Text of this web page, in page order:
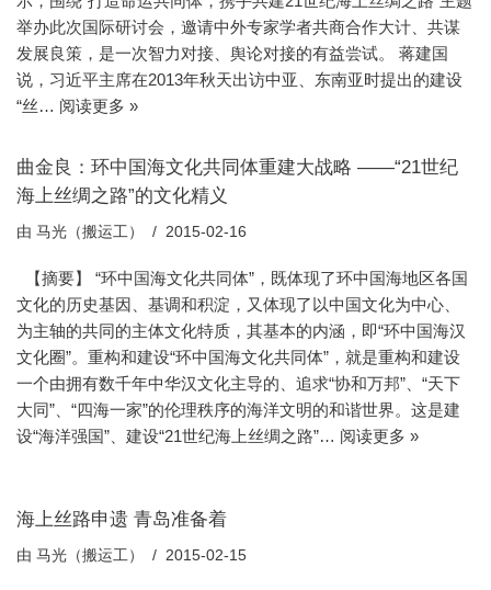
举办此次国际研讨会，邀请中外专家学者共商合作大计、共谋
发展良策，是一次智力对接、舆论对接的有益尝试。 蒋建国
说，习近平主席在2013年秋天出访中亚、东南亚时提出的建设
“丝… 阅读更多 »
曲金良：环中国海文化共同体重建大战略 ——“21世纪
海上丝绸之路”的文化精义
由 马光（搬运工） 2015-02-16
【摘要】 “环中国海文化共同体”，既体现了环中国海地区各国
文化的历史基因、基调和积淀，又体现了以中国文化为中心、
为主轴的共同的主体文化特质，其基本的内涵，即“环中国海汉
文化圈”。重构和建设“环中国海文化共同体”，就是重构和建设
一个由拥有数千年中华汉文化主导的、追求“协和万邦”、“天下
大同”、“四海一家”的伦理秩序的海洋文明的和谐世界。这是建
设“海洋强国”、建设“21世纪海上丝绸之路”… 阅读更多 »
海上丝路申遗 青岛准备着
由 马光（搬运工） 2015-02-15